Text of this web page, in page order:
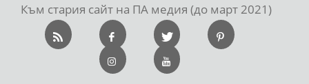
Към стария сайт на ПА медия (до март 2021)